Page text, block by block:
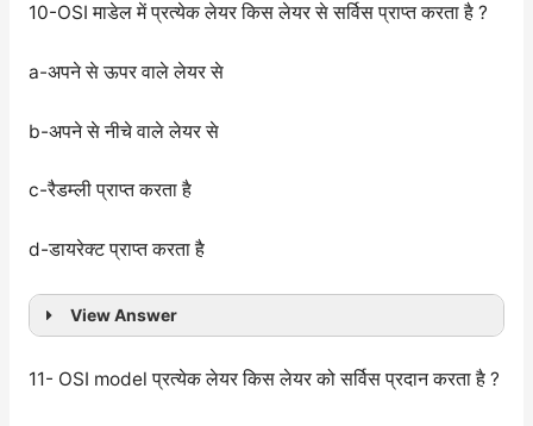
10-OSI माडेल में प्रत्येक लेयर किस लेयर से सर्विस प्राप्त करता है ?
a-अपने से ऊपर वाले लेयर से
b-अपने से नीचे वाले लेयर से
c-रैडम्ली प्राप्त करता है
d-डायरेक्ट प्राप्त करता है
View Answer
11- OSI model प्रत्येक लेयर किस लेयर को सर्विस प्रदान करता है ?